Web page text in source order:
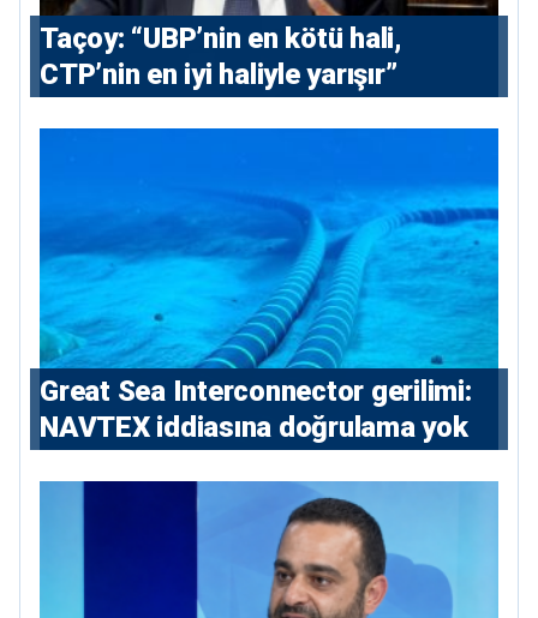
Taçoy: “UBP’nin en kötü hali,
CTP’nin en iyi haliyle yarışır”
Great Sea Interconnector gerilimi:
NAVTEX iddiasına doğrulama yok